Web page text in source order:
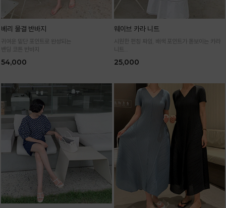
베리 물결 반바지
귀여운 밑단 포인트로 완성되는
밴딩 코튼 반바지
54,000
웨이브 카라 니트
시원한 펀칭 짜임, 배색 포인트가 돋보이는 카라
니트
하게 입어요
25,000